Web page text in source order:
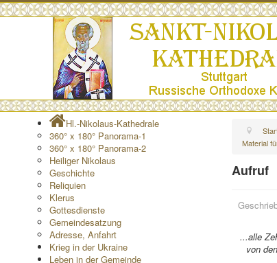
Hl.-Nikolaus-Kathedrale
360° x 180° Panorama-1
360° x 180° Panorama-2
Heiliger Nikolaus
Geschichte
Reliquien
Klerus
Gottesdienste
Gemeindesatzung
Adresse, Anfahrt
Krieg in der Ukraine
Leben in der Gemeinde
Material
Aufruf
...alle
von